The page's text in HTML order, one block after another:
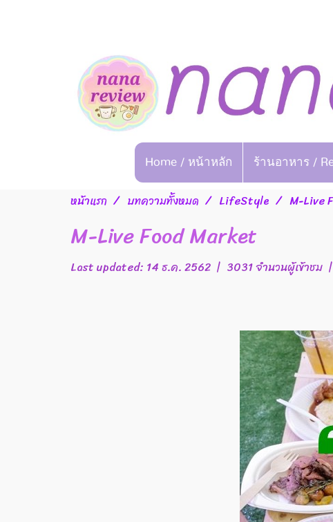
Home / หน้าหลัก ร้านอาหาร /
หน้าแรก บทความทั้งหมด LifeStyle M-Live
M-Live Food Market
Last updated: 14 ธ.ค. 2562 | 3031 จำนวนผู้เข้าชม |